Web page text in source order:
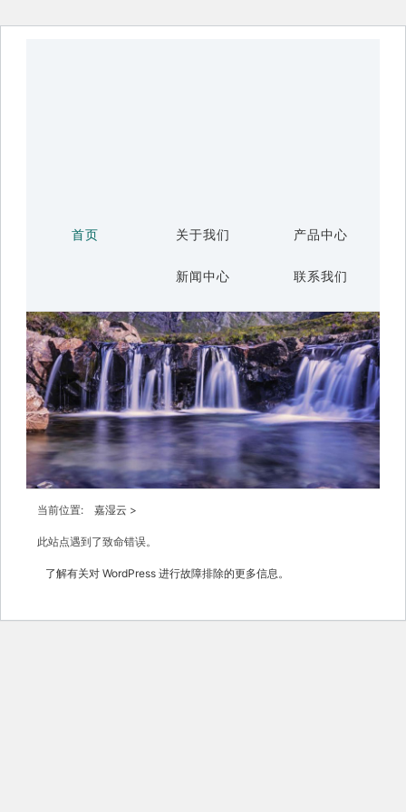
首页 关于我们 产品中心
新闻中心 联系我们
当前位置: 嘉湿云 >
此站点遇到了致命错误。
了解有关对 WordPress 进行故障排除的更多信息。